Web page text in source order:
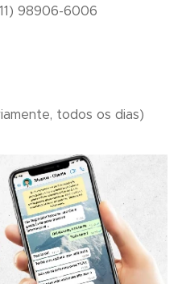
98906-6006
todos os dias)